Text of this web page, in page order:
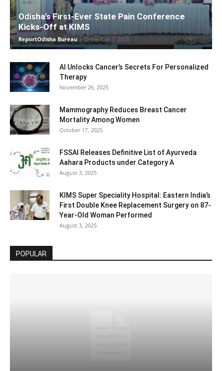
Odisha’s First-Ever State Pain Conference
Kicks-Off at KIMS
ReportOdisha Bureau - December 7, 2025
AI Unlocks Cancer’s Secrets For Personalized
Therapy
November 26, 2025
Mammography Reduces Breast Cancer
Mortality Among Women
October 17, 2025
FSSAI Releases Definitive List of Ayurveda
Aahara Products under Category A
August 3, 2025
KIMS Super Speciality Hospital: Eastern India’s
First Double Knee Replacement Surgery on 87-
Year-Old Woman Performed
August 3, 2025
POPULAR